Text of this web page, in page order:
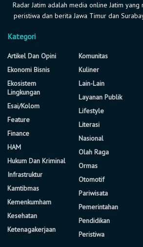
Radar Jatim adalah media online Jatim
peristiwa dan berita Jawa Timur dan
Kategori
Artikel Dan Opini
Ekonomi Bisnis
Ekosistem
Lingkungan
Esai/Kolom
Feature
Finance
HAM
Hukum Dan Kriminal
Infrastruktur
Kamtibmas
Kemenkumham
Kesehatan
Ketenagakerjaan
Komunitas
Kuliner
Lain-Lain
Layanan Publik
Lifestyle
Literasi
Nasional
Olah Raga
Ormas
Otomotif
Pariwisata
Pemerintahan
Pendidikan
Peristiwa